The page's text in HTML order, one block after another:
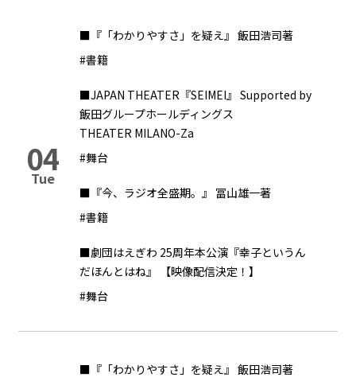
04
Tue
■『「わかりやすさ」を疑え』 飯田浩司著
#書籍
■JAPAN THEATER『SEIMEI』 Supported by
飯田グループホールディングス
THEATER MILANO-Za
#舞台
■『今、ラジオ全盛期。』 冨山雄一著
#書籍
■劇団はえぎわ 25周年本公演『幸子というん
だほんとはね』 【映像配信決定！】
#舞台
■『「わかりやすさ」を疑え』 飯田浩司著